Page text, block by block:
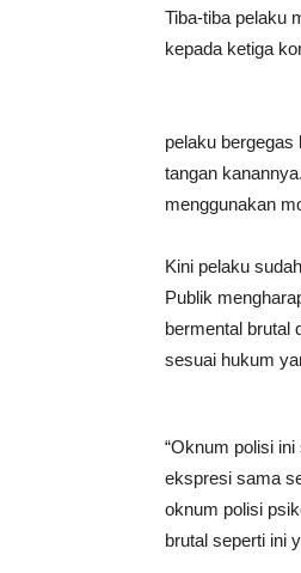
Tiba-tiba pelaku
kepada ketiga
pelaku bergegas
tangan
menggunakan
Kini pelaku
Publik
bermental brutal
sesuai hukum
“Oknum polisi
ekspresi sama
oknum polisi
brutal seperti ini